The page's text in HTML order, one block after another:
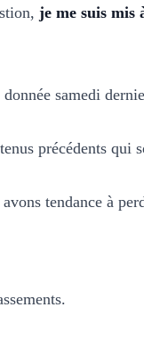
je me suis mis
samedi
précédents
tendance à